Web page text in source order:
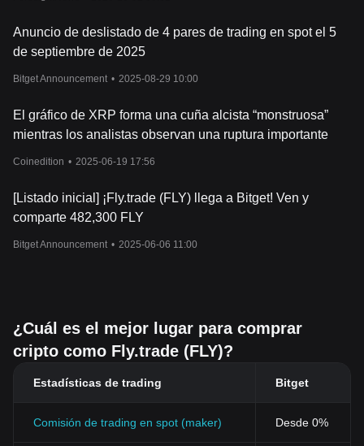
Anuncio de deslistado de 4 pares de trading en spot el 5
de septiembre de 2025
Bitget Announcement • 2025-08-29 10:00
El gráfico de XRP forma una cuña alcista “monstruosa”
mientras los analistas observan una ruptura importante
Coinedition • 2025-06-19 17:56
[Listado inicial] ¡Fly.trade (FLY) llega a Bitget! Ven y
comparte 482,300 FLY
Bitget Announcement • 2025-06-06 11:00
¿Cuál es el mejor lugar para comprar
cripto como Fly.trade (FLY)?
Estadísticas de trading Bitget
Comisión de trading en spot (maker) Desde 0%